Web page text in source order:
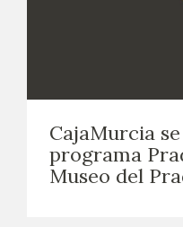
CajaMurcia
programa
Museo del